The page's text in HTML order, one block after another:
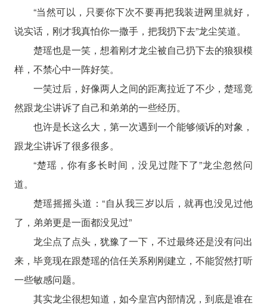
“当然可以，只要你下次不要再把我装进网里就好，
说实话，刚才我真怕你一撒手，把我扔下去”龙尘笑道。
楚瑶也是一笑，想着刚才龙尘被自己扔下去的狼狈模
样，不禁心中一阵好笑。
一笑过后，好像两人之间的距离拉近了不少，楚瑶竟
然跟龙尘讲诉了自己和弟弟的一些经历。
也许是长这么大，第一次遇到一个能够倾诉的对象，
跟龙尘讲诉了很多很多。
“楚瑶，你有多长时间，没见过陛下了”龙尘忽然问
道。
楚瑶摇摇头道：“自从我三岁以后，就再也没见过他
了，弟弟更是一面都没见过”
龙尘点了点头，犹豫了一下，不过最终还是没有问出
来，毕竟现在跟楚瑶的信任关系刚刚建立，不能贸然打听
一些敏感问题。
其实龙尘很想知道，如今皇宫内部情况，到底是谁在